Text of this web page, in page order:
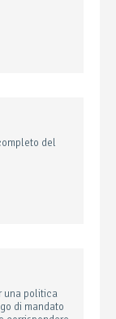
del
una politica
di mandato